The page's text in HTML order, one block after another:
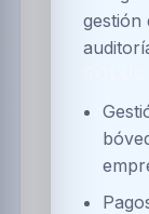
gestión